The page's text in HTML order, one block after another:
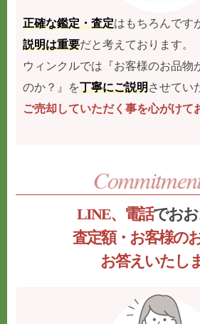
正確な鑑定・査定はもちろんです
説明は重要だと考えております。
ウィンクルでは『お客様のお品物
のか？』を丁寧にご説明させてい
ご売却していただく事を心がけて
LINE、電話でお
査定額・お客様の
お答えいたし